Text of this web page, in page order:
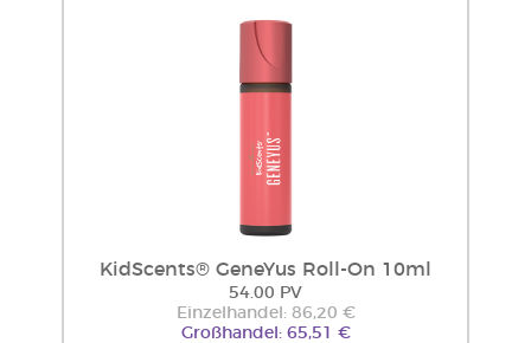
KidScents® GeneYus Roll-On 10ml
54.00 PV
Einzelhandel: 86,20 €
Großhandel: 65,51 €